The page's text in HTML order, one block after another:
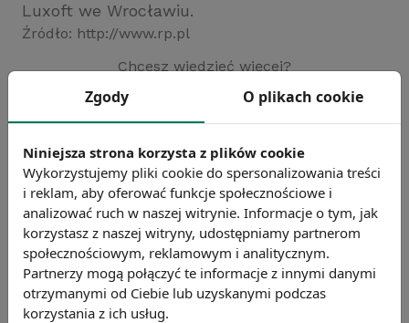
Luxoft we Wrocławiu.
Źródło: http://www.rp.pl
Chcesz wiedzieć więcej?
Zobacz więcej wiadomości
Zgody O plikach cookie
Niniejsza strona korzysta z plików cookie
Wykorzystujemy pliki cookie do spersonalizowania treści
i reklam, aby oferować funkcje społecznościowe i
analizować ruch w naszej witrynie. Informacje o tym, jak
korzystasz z naszej witryny, udostępniamy partnerom
społecznościowym, reklamowym i analitycznym.
Partnerzy mogą połączyć te informacje z innymi danymi
otrzymanymi od Ciebie lub uzyskanymi podczas
korzystania z ich usług.